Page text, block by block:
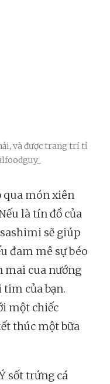
và được trang trí tỉ
qua món xiên
là tín đồ của
sẽ giúp
đam mê sự béo
mai cua nướng
của bạn.
một chiếc
thúc một bữa
sốt trứng cá